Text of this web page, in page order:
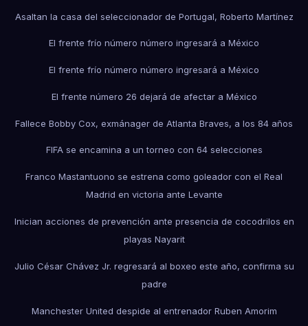
Asaltan la casa del seleccionador de Portugal, Roberto Martínez
El frente frío número número ingresará a México
El frente frío número número ingresará a México
El frente número 26 dejará de afectar a México
Fallece Bobby Cox, exmánager de Atlanta Braves, a los 84 años
FIFA se encamina a un torneo con 64 selecciones
Franco Mastantuono se estrena como goleador con el Real
Madrid en victoria ante Levante
Inician acciones de prevención ante presencia de cocodrilos en
playas Nayarit
Julio César Chávez Jr. regresará al boxeo este año, confirma su
padre
Manchester United despide al entrenador Ruben Amorim